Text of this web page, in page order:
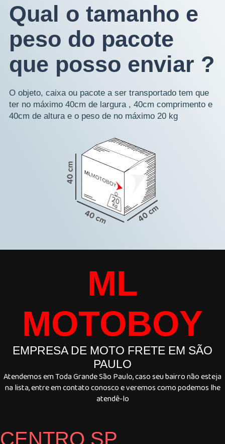
Qual o tamanho e
peso do pacote
que posso enviar ?
O objeto, caixa ou pacote a ser transportado tem que
ter no máximo 40cm de largura , 40cm comprimento e
40cm de altura e o peso de no máximo 20 kg
ML
MOTOBOY
EMPRESA DE MOTO FRETE EM SÃO
PAULO
Atendemos em Toda Grande São Paulo, caso seu bairro não esteja
na lista, entre em contato conosco e veremos como podemos lhe
atendê-lo
CENTRO SP